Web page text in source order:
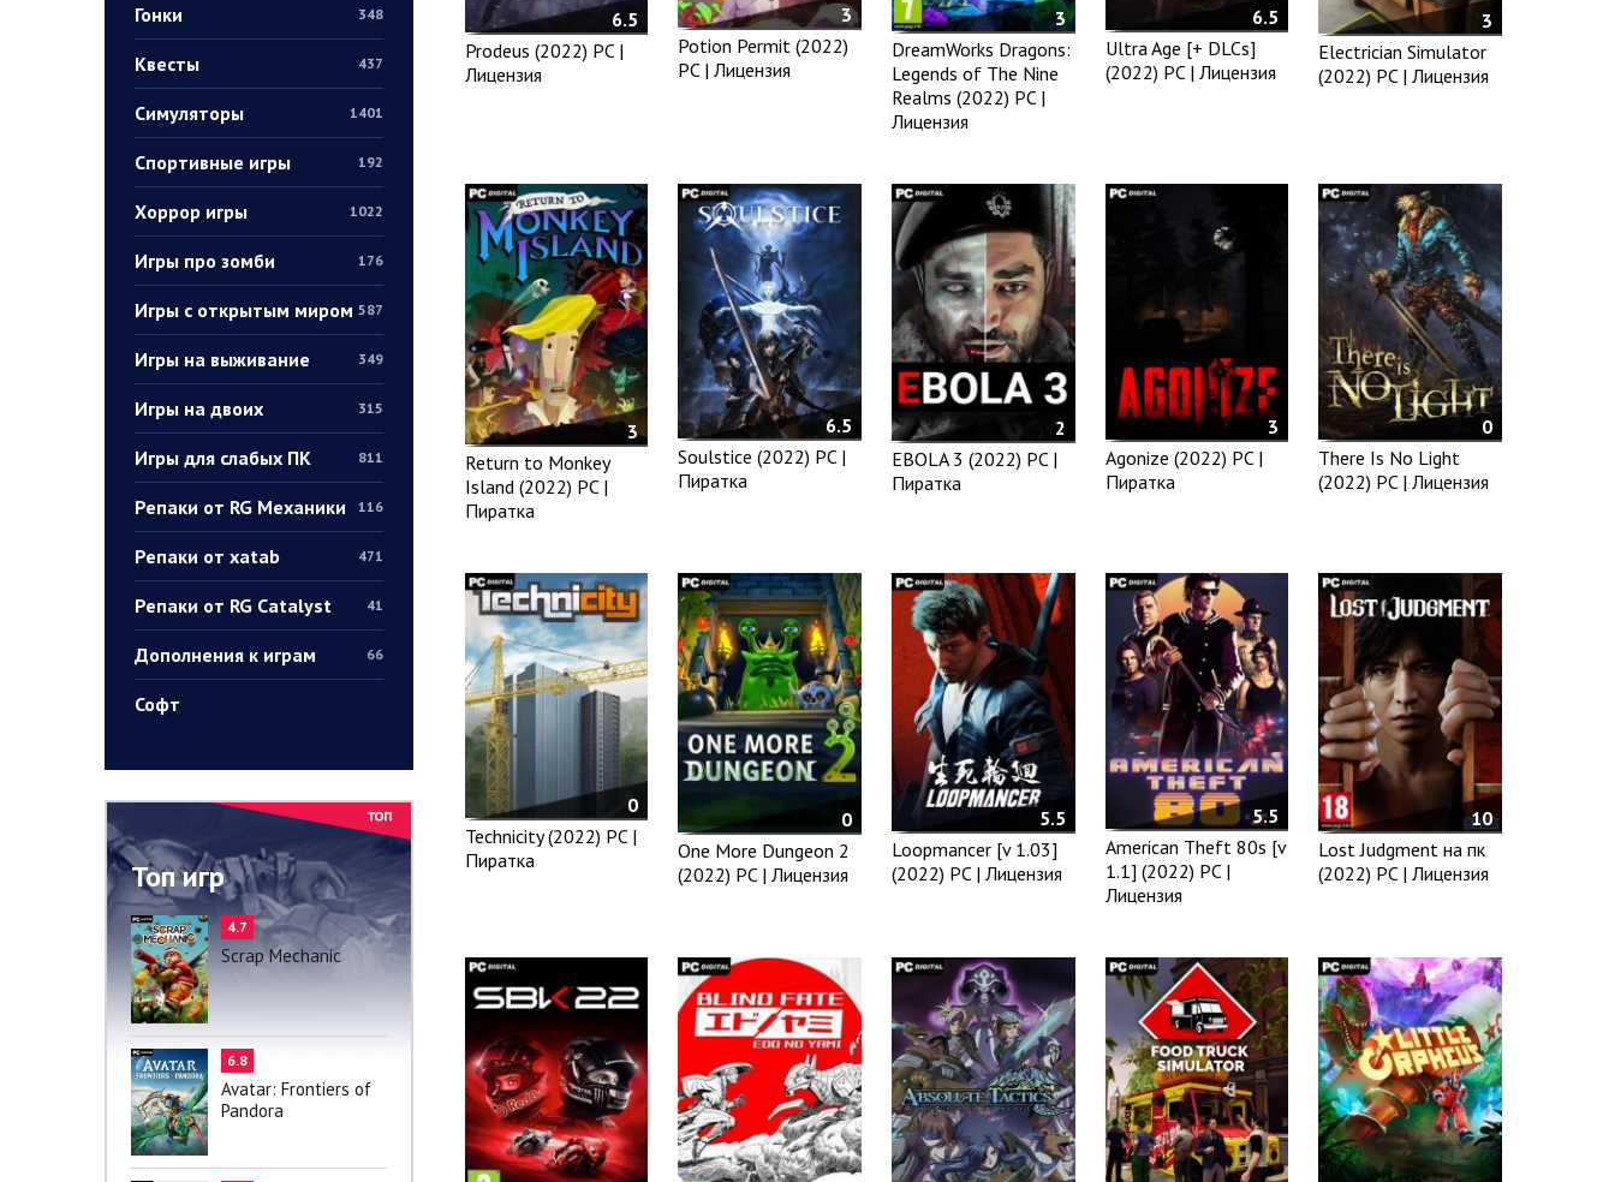
Гонки 348
Квесты 437
Симуляторы 1401
Спортивные игры 192
Хоррор игры 1022
Игры про зомби 176
Игры с открытым миром 587
Игры на выживание 349
Игры на двоих 315
Игры для слабых ПК 811
Репаки от RG Механики 116
Репаки от xatab 471
Репаки от RG Catalyst 41
Дополнения к играм 66
Софт
Топ игр
4.7
Scrap Mechanic
6.8
Avatar: Frontiers of
Pandora
6.5
Prodeus (2022) PC |
Лицензия
3
Potion Permit (2022)
PC | Лицензия
3
DreamWorks Dragons:
Legends of The Nine
Realms (2022) PC |
Лицензия
6.5
Ultra Age [+ DLCs]
(2022) PC | Лицензия
3
Electrician Simulator
(2022) PC | Лицензия
3
Return to Monkey
Island (2022) PC |
Пиратка
6.5
Soulstice (2022) PC |
Пиратка
2
EBOLA 3 (2022) PC |
Пиратка
3
Agonize (2022) PC |
Пиратка
0
There Is No Light
(2022) PC | Лицензия
0
Technicity (2022) PC |
Пиратка
0
One More Dungeon 2
(2022) PC | Лицензия
5.5
Loopmancer [v 1.03]
(2022) PC | Лицензия
5.5
American Theft 80s [v
1.1] (2022) PC |
Лицензия
10
Lost Judgment на пк
(2022) PC | Лицензия